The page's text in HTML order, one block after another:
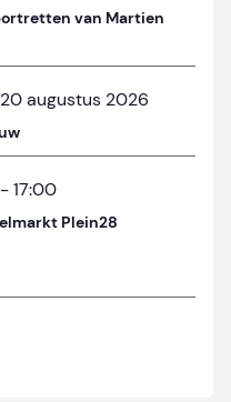
van Martien
20 augustus 2026
-17:00
Plein28